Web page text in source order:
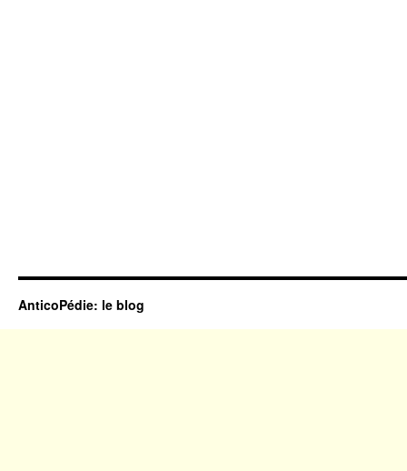
AnticoPédie: le blog